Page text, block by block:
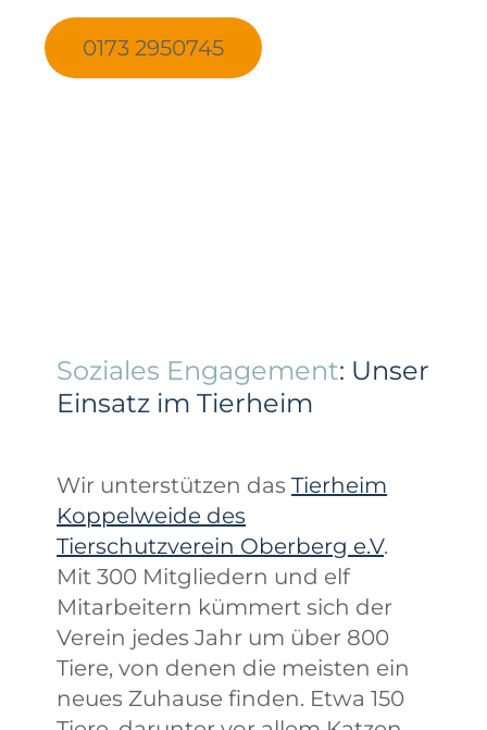
0173 2950745
Soziales Engagement: Unser
Einsatz im Tierheim
Wir unterstützen dasTierheim
Koppelweide des
Tierschutzverein Oberberg e.V.
Mit 300 Mitgliedern und elf
Mitarbeitern kümmert sich der
Verein jedes Jahr um über 800
Tiere, von denen die meisten ein
neues Zuhause finden. Etwa 150